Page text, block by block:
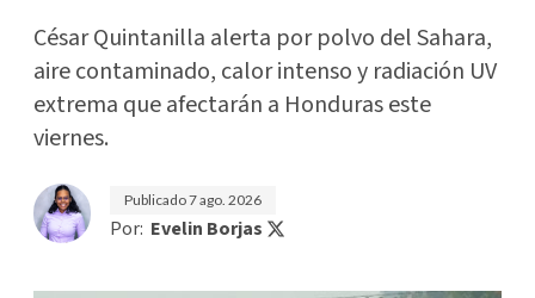
César Quintanilla alerta por polvo del Sahara,
aire contaminado, calor intenso y radiación UV
extrema que afectarán a Honduras este
viernes.
Publicado7 ago. 2026
Por: Evelin Borjas